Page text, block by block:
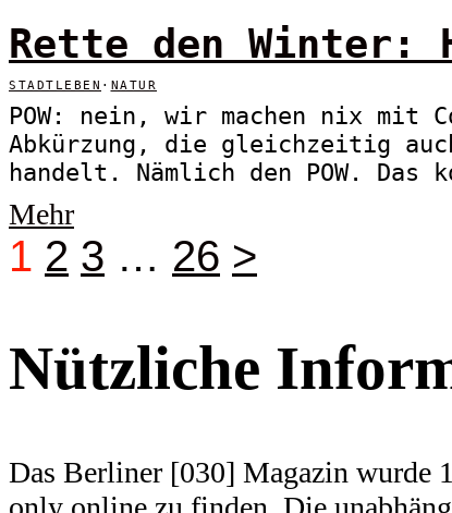
Rette den Winter:
STADTLEBEN · NATUR
POW: nein, wir machen nix mit
Abkürzung, die gleichzeitig
handelt. Nämlich den POW. Das
Mehr
1 2 3 … 26 >
Nützliche
Das Berliner [030] Magazin wurde